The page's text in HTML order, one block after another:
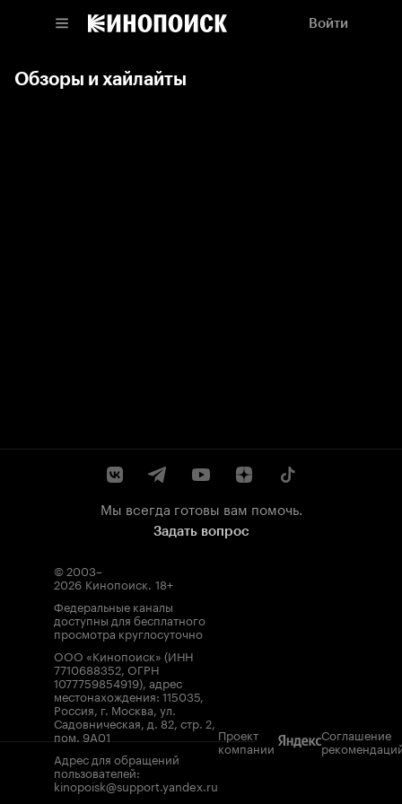
Войти
Обзоры и хайлайты
Мы всегда готовы вам помочь.
Задать вопрос
© 2003–
2026 Кинопоиск. 18+
Федеральные каналы
доступны для бесплатного
просмотра круглосуточно
ООО «Кинопоиск» (ИНН
7710688352, ОГРН
1077759854919), адрес
местонахождения: 115035,
Россия, г. Москва, ул.
Садовническая, д. 82, стр. 2,
пом. 9А01
Адрес для обращений
пользователей:
kinopoisk@support.yandex.ru
Проект
компании
Соглашение